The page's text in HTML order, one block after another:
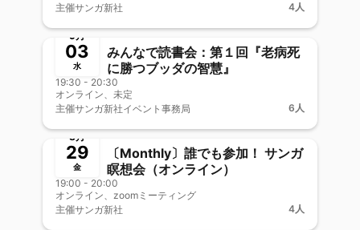
主催サンガ新社 4人
終了
9月
03
水
みんなで読書会：第１回『老病死
に勝つブッダの智慧』
19:30 - 20:30
オンライン、未定
主催サンガ新社イベント事務局 6人
終了
8月
29
金
〔Monthly〕誰でも参加！ サンガ
瞑想会（オンライン）
19:00 - 20:00
オンライン、zoomミーティング
主催サンガ新社 4人
終了